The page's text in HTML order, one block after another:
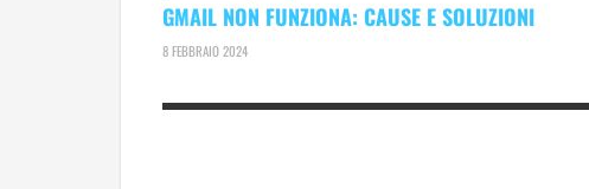
GMAIL NON FUNZIONA: CAUSE E SOLUZIONI
8 FEBBRAIO 2024